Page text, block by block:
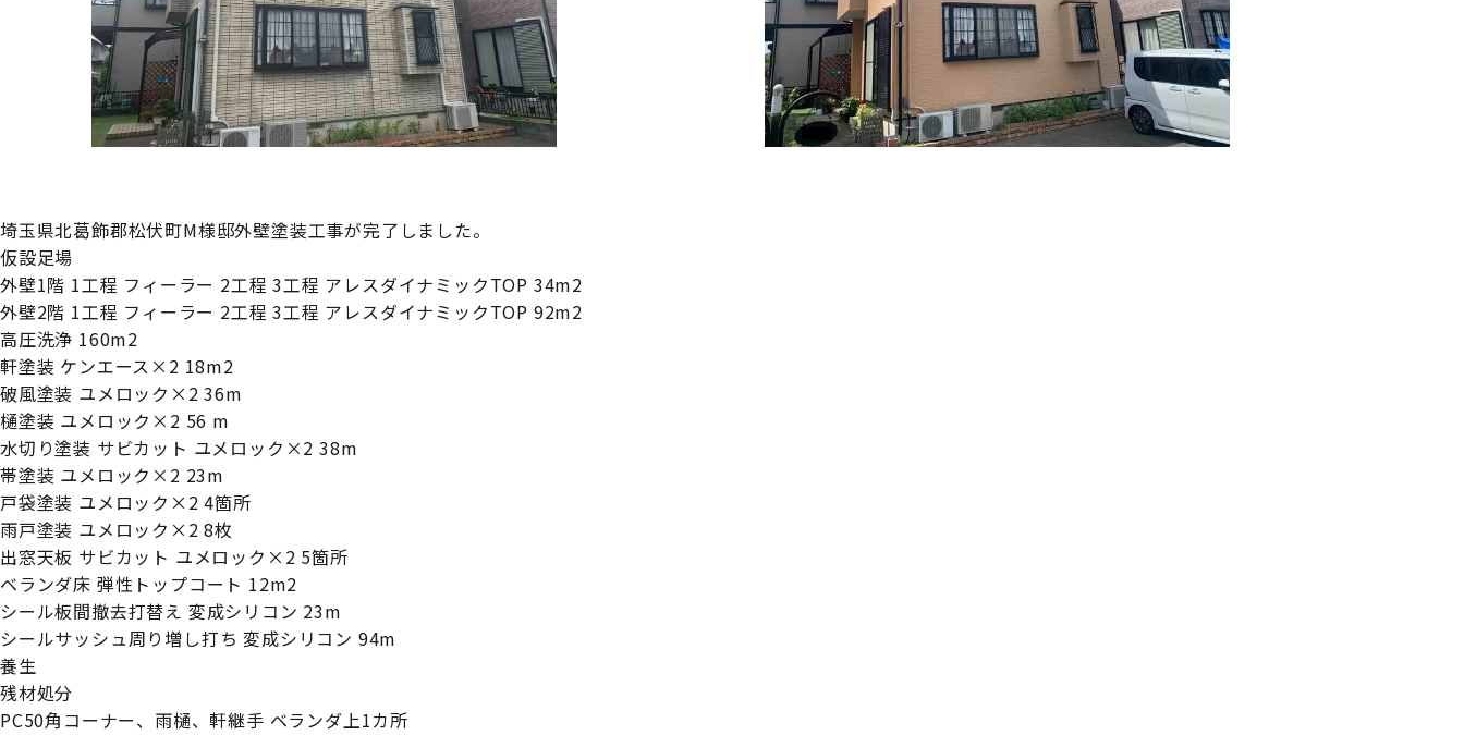
埼玉県北葛飾郡松伏町M様邸外壁塗装工事が完了しました。
仮設足場
外壁1階 1工程 フィーラー 2工程 3工程 アレスダイナミックTOP 34m2
外壁2階 1工程 フィーラー 2工程 3工程 アレスダイナミックTOP 92m2
高圧洗浄 160m2
軒塗装 ケンエース×2 18m2
破風塗装 ユメロック×2 36m
樋塗装 ユメロック×2 56 m
水切り塗装 サビカット ユメロック×2 38m
帯塗装 ユメロック×2 23m
戸袋塗装 ユメロック×2 4箇所
雨戸塗装 ユメロック×2 8枚
出窓天板 サビカット ユメロック×2 5箇所
ベランダ床 弾性トップコート 12m2
シール板間撤去打替え 変成シリコン 23m
シールサッシュ周り増し打ち 変成シリコン 94m
養生
残材処分
PC50角コーナー、雨樋、軒継手 ベランダ上1カ所